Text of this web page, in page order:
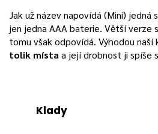
Jak už název napovídá (Mini) jedná
jen jedna AAA baterie. Větší verze
tomu však odpovídá. Výhodou
tolik místa a její drobnost ji spíše
Klady